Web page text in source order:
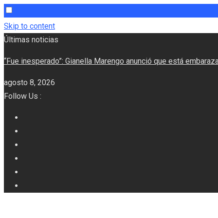
Skip to content
Últimas noticias
“Fue inesperado”: Gianella Marengo anunció que está
agosto 8, 2026
Follow Us :